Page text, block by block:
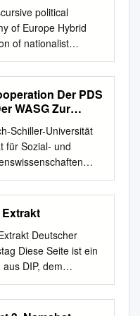
political
of Europe Hybrid
of nationalist
through economics
DiscourseNet
Working Paper
3 | August 2020 no.
the CWPS Jens
is Assistant Professor
habil.), at the The
Collaborative
Paper Series
of Sociology,
of Giessen.
(CWPS) reflects
research activity at
focus: discourse
Der PDS
WASG Zur
Schiller-Universität
für Sozial- und
Politikwissenschaft
der PDS und
zur
zur Erlangung
Grades
ARTIUM (M.A.)
von:
Falk
Extrakt
Deutscher
Diese Seite ist ein
DIP, dem
und
für
Vorgänge ,